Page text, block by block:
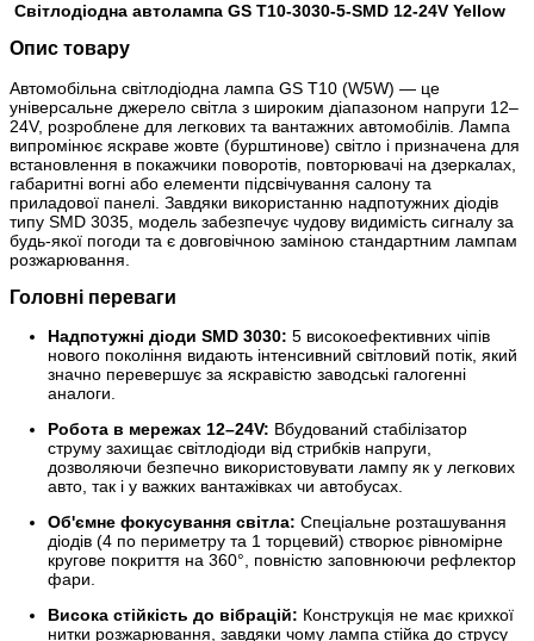
Світлодіодна автолампа GS T10-3030-5-SMD 12-24V Yellow
Опис товару
Автомобільна світлодіодна лампа GS T10 (W5W) — це
універсальне джерело світла з широким діапазоном напруги 12–
24V, розроблене для легкових та вантажних автомобілів. Лампа
випромінює яскраве жовте (бурштинове) світло і призначена для
встановлення в покажчики поворотів, повторювачі на дзеркалах,
габаритні вогні або елементи підсвічування салону та
приладової панелі. Завдяки використанню надпотужних діодів
типу SMD 3035, модель забезпечує чудову видимість сигналу за
будь-якої погоди та є довговічною заміною стандартним лампам
розжарювання.
Головні переваги
Надпотужні діоди SMD 3030: 5 високоефективних чіпів
нового покоління видають інтенсивний світловий потік, який
значно перевершує за яскравістю заводські галогенні
аналоги.
Робота в мережах 12–24V: Вбудований стабілізатор
струму захищає світлодіоди від стрибків напруги,
дозволяючи безпечно використовувати лампу як у легкових
авто, так і у важких вантажівках чи автобусах.
Об'ємне фокусування світла: Спеціальне розташування
діодів (4 по периметру та 1 торцевий) створює рівномірне
кругове покриття на 360°, повністю заповнюючи рефлектор
фари.
Висока стійкість до вібрацій: Конструкція не має крихкої
нитки розжарювання, завдяки чому лампа стійка до струсу